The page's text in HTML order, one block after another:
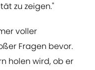
zu zeigen."
voller
Fragen bevor.
holen wird, ob er